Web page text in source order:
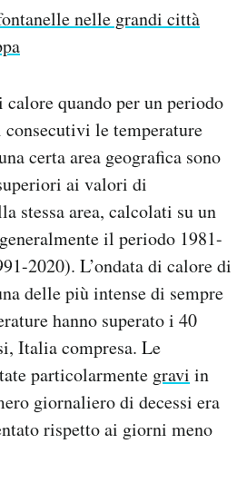
nelle grandi città
quando per un periodo
le temperature
certa area geografica sono
ai valori di
stessa area, calcolati su un
il periodo 1981-
2020). L’ondata di calore di
delle più intense di sempre
hanno superato i 40
Italia compresa. Le
particolarmente gravi in
giornaliero di decessi era
rispetto ai giorni meno